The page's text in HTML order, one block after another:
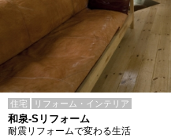
住宅 リフォーム・インテリア
和泉-Sリフォーム
耐震リフォームで変わる生活